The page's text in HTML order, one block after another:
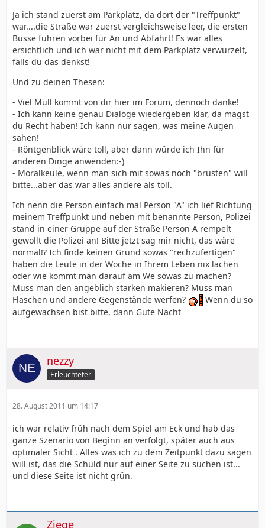
Ja ich stand zuerst am Parkplatz, da dort der "Treffpunkt"
war....die Straße war zuerst vergleichsweise leer, die ersten
Busse fuhren vorbei für An und Abfahrt! Es war alles
ersichtlich und ich war nicht mit dem Parkplatz verwurzelt,
falls du das denkst!
Und zu deinen Thesen:
- Viel Müll kommt von dir hier im Forum, dennoch danke!
- Ich kann keine genau Dialoge wiedergeben klar, da magst
du Recht haben! Ich kann nur sagen, was meine Augen
sahen!
- Röntgenblick wäre toll, aber dann würde ich Ihn für
anderen Dinge anwenden:-)
- Moralkeule, wenn man sich mit sowas noch "brüsten" will
bitte...aber das war alles andere als toll.
Ich nenn die Person einfach mal Person "A" ich lief Richtung
meinem Treffpunkt und neben mit benannte Person, Polizei
stand in einer Gruppe auf der Straße Person A rempelt
gewollt die Polizei an! Bitte jetzt sag mir nicht, das wäre
normal!? Ich finde keinen Grund sowas "rechzufertigen"
haben die Leute in der Woche in Ihrem Leben nix lachen
oder wie kommt man darauf am We sowas zu machen?
Muss man den angeblich starken makieren? Muss man
Flaschen und andere Gegenstände werfen?
Wenn du so
aufgewachsen bist bitte, dann Gute Nacht
nezzy
Erleuchteter
28. August 2011 um 14:17
ich war relativ früh nach dem Spiel am Eck und hab das
ganze Szenario von Beginn an verfolgt, später auch aus
optimaler Sicht . Alles was ich zu dem Zeitpunkt dazu sagen
will ist, das die Schuld nur auf einer Seite zu suchen ist...
und diese Seite ist nicht grün.
Ziege